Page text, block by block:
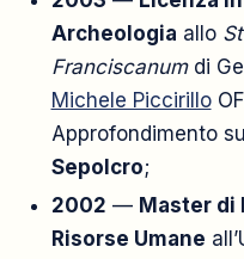
Archeologia allo
Franciscanumdi
Michele Piccirillo
Approfondimento
Sepolcro;
2002 — Master di
Risorse Umane